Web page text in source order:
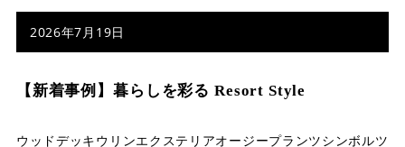
2026年7月19日
【新着事例】暮らしを彩る Resort Style
ウッドデッキ ウリンエクステリアオージープランツ シンボルツ